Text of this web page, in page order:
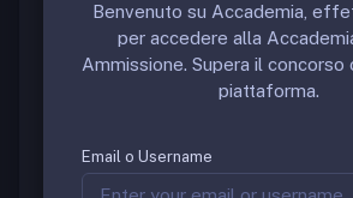
Il Test di Specializzazione in
SSM 2020 è disponibile nella APP
a risposta
generale e specialistica
contesto di
casi clinici
Benvenuto su Accademia,
per accedere alla
Ammissione. Supera il concorso
piattaforma.
Email o Username